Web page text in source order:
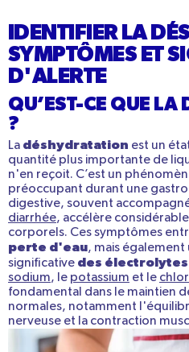
IDENTIFIER LA
SYMPTÔMES ET
D'ALERTE
QU’EST-CE QUE LA
?
La déshydratation est un
quantité plus importante de
n'en reçoit. C’est un
préoccupant durant une
digestive, souvent
diarrhée, accélère
corporels. Ces symptômes
perte d'eau, mais également
significative des électrolytes
sodium, le potassium et le
fondamental dans le maintien
normales, notamment
nerveuse et la contraction